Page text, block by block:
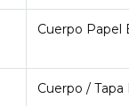
Cuerpo Papel
Cuerpo / Tapa